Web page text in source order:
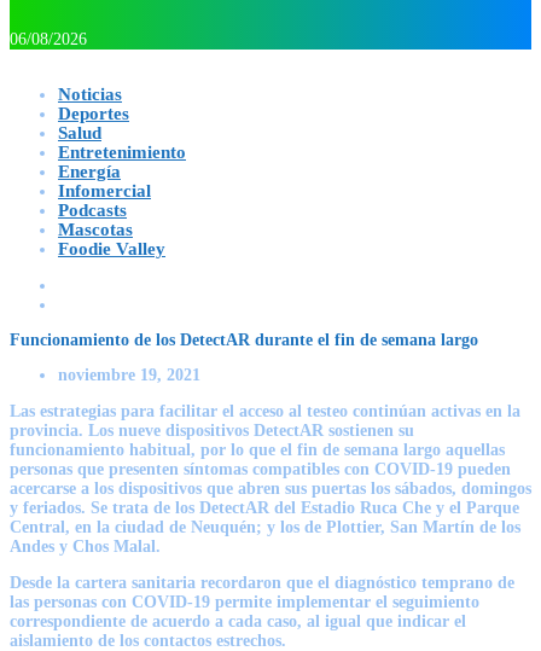
06/08/2026
Noticias
Deportes
Salud
Entretenimiento
Energía
Infomercial
Podcasts
Mascotas
Foodie Valley
Funcionamiento de los DetectAR durante el fin de semana largo
noviembre 19, 2021
Las estrategias para facilitar el acceso al testeo continúan activas en la
provincia. Los nueve dispositivos DetectAR sostienen su
funcionamiento habitual, por lo que el fin de semana largo aquellas
personas que presenten síntomas compatibles con COVID-19 pueden
acercarse a los dispositivos que abren sus puertas los sábados, domingos
y feriados. Se trata de los DetectAR del Estadio Ruca Che y el Parque
Central, en la ciudad de Neuquén; y los de Plottier, San Martín de los
Andes y Chos Malal.
Desde la cartera sanitaria recordaron que el diagnóstico temprano de
las personas con COVID-19 permite implementar el seguimiento
correspondiente de acuerdo a cada caso, al igual que indicar el
aislamiento de los contactos estrechos.